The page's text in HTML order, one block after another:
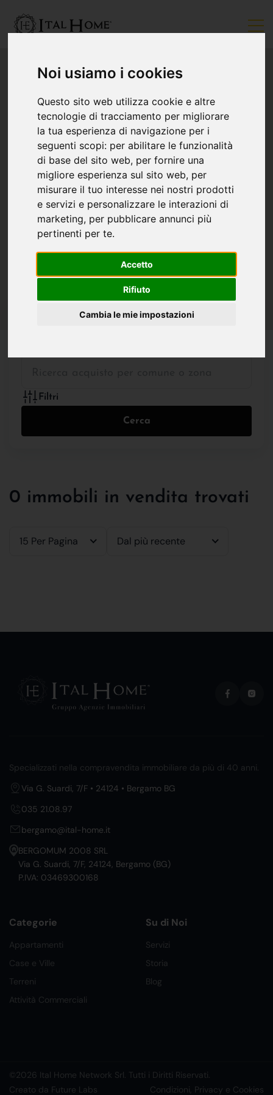
Noi usiamo i cookies
Questo sito web utilizza cookie e altre
tecnologie di tracciamento per migliorare
la tua esperienza di navigazione per i
seguenti scopi: per abilitare le funzionalità
di base del sito web, per fornire una
migliore esperienza sul sito web, per
misurare il tuo interesse nei nostri prodotti
e servizi e personalizzare le interazioni di
marketing, per pubblicare annunci più
pertinenti per te.
Accetto
Rifiuto
Cambia le mie impostazioni
Filtri
Cerca
0 immobili in vendita trovati
15 Per Pagina Dal più recente
Specializzati nella compravendita immobiliare da più di 40 anni.
Via G. Suardi, 7/F • 24124 • Bergamo BG
035 21.08.97
bergamo@ital-home.it
BERGOMUM 2008 SRL
Via G. Suardi, 7/F, 24124, Bergamo (BG)
P.IVA: 03469300168
Categorie
Appartamenti
Case e Ville
Terreni
Attività Commerciali
Su di Noi
Servizi
Storia
Blog
©2026 Ital Home Network Srl. Tutti i Diritti Riservati.
Creato da Future Labs
Condizioni, Privacy e Cookies